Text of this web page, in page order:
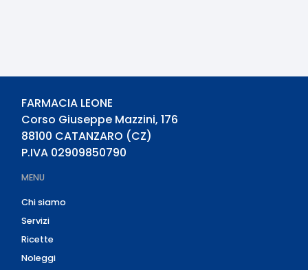
FARMACIA LEONE
Corso Giuseppe Mazzini, 176
88100 CATANZARO (CZ)
P.IVA 02909850790
MENU
Chi siamo
Servizi
Ricette
Noleggi